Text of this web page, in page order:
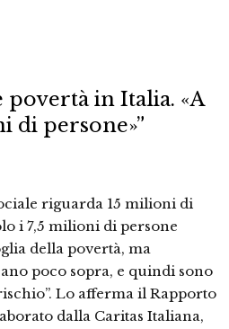
povertà in Italia. «A
di persone»”
riguarda 15 milioni di
i 7,5 milioni di persone
della povertà, ma
poco sopra, e quindi sono
Lo afferma il Rapporto
dalla Caritas Italiana,